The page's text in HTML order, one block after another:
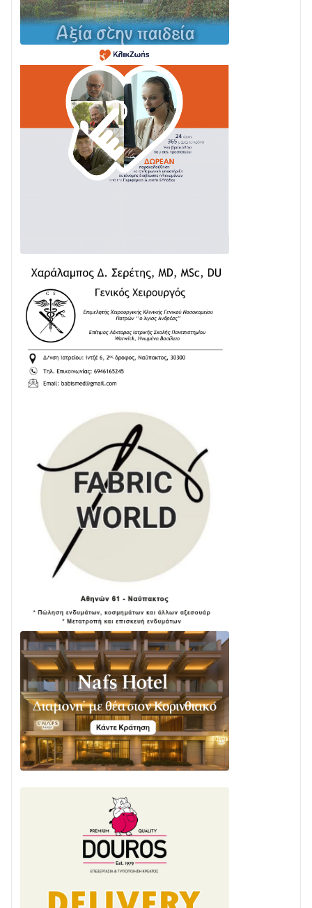
03/08 • 11:11
Με Αρχιερατική Λαμπρότητα η Πανήγυρη της
Μεταμορφώσεως του Σωτήρος στο Γολέμι
03/08 • 07:45
Ενισχύεται η Πολιτική Προστασία στο Δήμο Αγρινίου
με δύο νέα υδροφόρα οχήματα
02/08 • 18:26
Διαβάστε την «Ναυπακτία» που κυκλοφορεί
31/07 • 08:16
Δωρίδα για Όλους: «Καμία εκχώρηση των νερών
24/07 • 11:31
ΕΚΤΑΚΤΟ – ΝΑΥΠΑΚΤΙΑ: ΣΥΝΑΓΕΡΜΟΣ ΣΤΗΝ
ΠΥΡΟΣΒΕΣΤΙΚΗ ΓΙΑ ΦΩΤΙΑ ΣΤΟΝ ΑΓΙΟ ΗΛΙΑ ΠΡΙΝ ΤΗ
ΓΡΑΝΙΤΣΑ
24/07 • 11:03